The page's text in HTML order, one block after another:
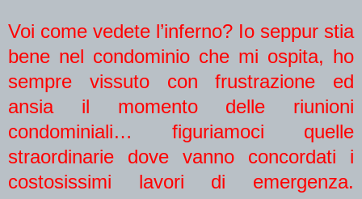
Voi come vedete l’inferno? Io seppur stia
bene nel condominio che mi ospita, ho
sempre vissuto con frustrazione ed
ansia il momento delle riunioni
condominiali… figuriamoci quelle
straordinarie dove vanno concordati i
costosissimi lavori di emergenza.